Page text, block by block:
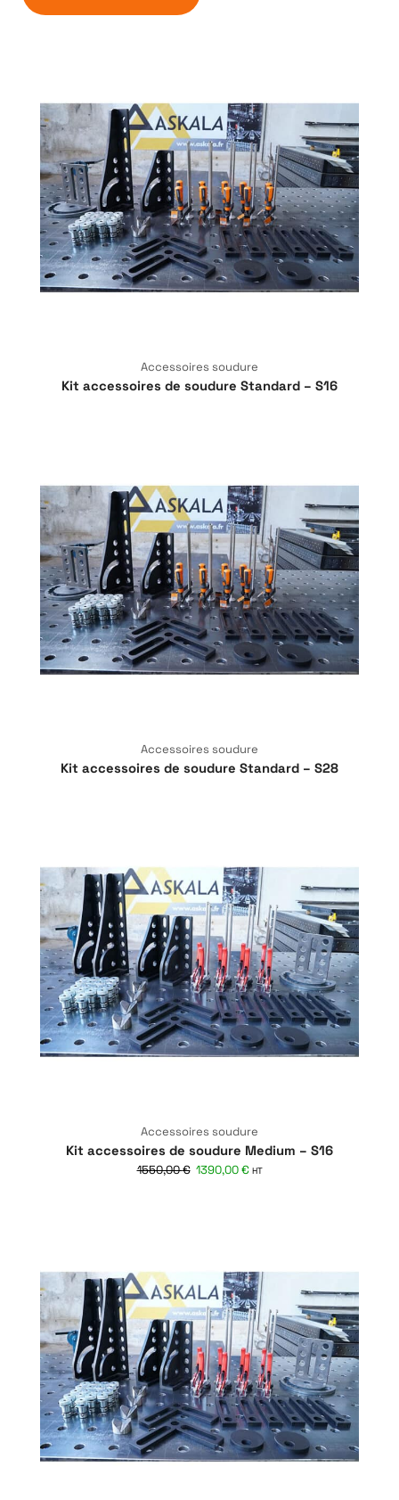
Accessoires soudure
Kit accessoires de soudure Standard – S16
Accessoires soudure
Kit accessoires de soudure Standard – S28
Accessoires soudure
Kit accessoires de soudure Medium – S16
1550,00€ 1390,00€ HT